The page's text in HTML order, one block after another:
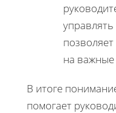
на важные
В итоге
помогает